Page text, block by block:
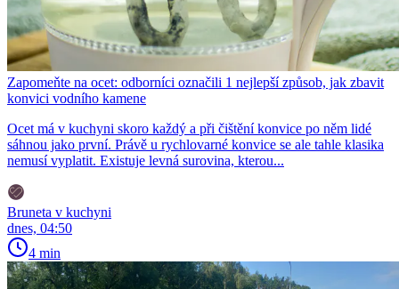
Zapomeňte na ocet: odborníci označili 1 nejlepší způsob, jak zbavit
konvici vodního kamene
Ocet má v kuchyni skoro každý a při čištění konvice po něm lidé
sáhnou jako první. Právě u rychlovarné konvice se ale tahle klasika
nemusí vyplatit. Existuje levná surovina, kterou...
Bruneta v kuchyni
dnes, 04:50
4 min